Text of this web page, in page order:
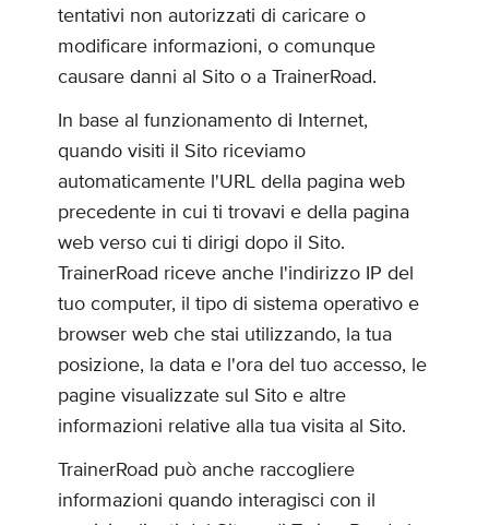
tentativi non autorizzati di caricare o
modificare informazioni, o comunque
causare danni al Sito o a TrainerRoad.
In base al funzionamento di Internet,
quando visiti il Sito riceviamo
automaticamente l'URL della pagina web
precedente in cui ti trovavi e della pagina
web verso cui ti dirigi dopo il Sito.
TrainerRoad riceve anche l'indirizzo IP del
tuo computer, il tipo di sistema operativo e
browser web che stai utilizzando, la tua
posizione, la data e l'ora del tuo accesso, le
pagine visualizzate sul Sito e altre
informazioni relative alla tua visita al Sito.
TrainerRoad può anche raccogliere
informazioni quando interagisci con il